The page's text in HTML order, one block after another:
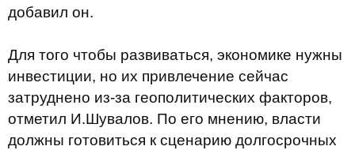
добавил он.
Для того чтобы развиваться, экономике нужны
инвестиции, но их привлечение сейчас
затруднено из-за геополитических факторов,
отметил И.Шувалов. По его мнению, власти
должны готовиться к сценарию долгосрочных